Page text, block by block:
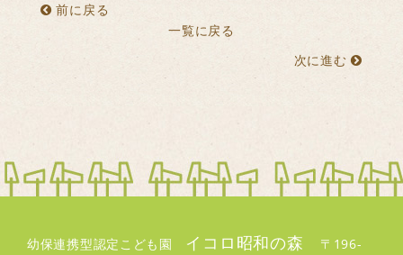
前に戻る
一覧に戻る
次に進む
幼保連携型認定こども園 イコロ昭和の森
〒196-